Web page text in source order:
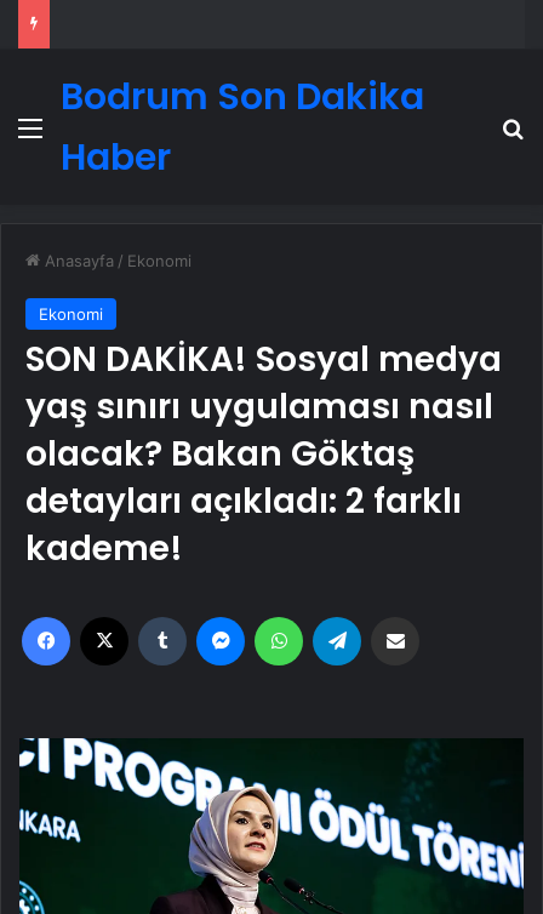
Menü
Bodrum Son Dakika
Haber
Anasayfa / Ekonomi
Ekonomi
SON DAKİKA! Sosyal medya
yaş sınırı uygulaması nasıl
olacak? Bakan Göktaş
detayları açıkladı: 2 farklı
kademe!
Facebook Tumblr MessengerWhatsApp